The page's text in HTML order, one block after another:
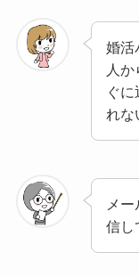
婚活
人
ぐ
れな
メ
信し